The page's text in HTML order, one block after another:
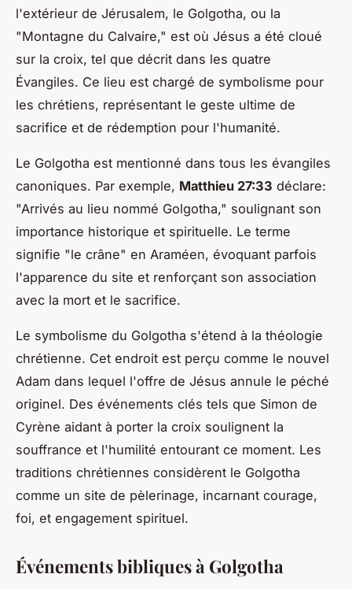
l'extérieur de Jérusalem, le Golgotha, ou la
"Montagne du Calvaire," est où Jésus a été cloué
sur la croix, tel que décrit dans les quatre
Évangiles. Ce lieu est chargé de symbolisme pour
les chrétiens, représentant le geste ultime de
sacrifice et de rédemption pour l'humanité.
Le Golgotha est mentionné dans tous les évangiles
canoniques. Par exemple, Matthieu 27:33 déclare:
"Arrivés au lieu nommé Golgotha," soulignant son
importance historique et spirituelle. Le terme
signifie "le crâne" en Araméen, évoquant parfois
l'apparence du site et renforçant son association
avec la mort et le sacrifice.
Le symbolisme du Golgotha s'étend à la théologie
chrétienne. Cet endroit est perçu comme le nouvel
Adam dans lequel l'offre de Jésus annule le péché
originel. Des événements clés tels que Simon de
Cyrène aidant à porter la croix soulignent la
souffrance et l'humilité entourant ce moment. Les
traditions chrétiennes considèrent le Golgotha
comme un site de pèlerinage, incarnant courage,
foi, et engagement spirituel.
Événements bibliques à Golgotha